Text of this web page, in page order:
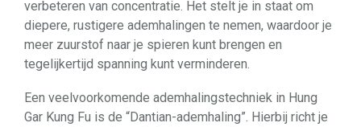
verbeteren van concentratie. Het stelt je in staat om
diepere, rustigere ademhalingen te nemen, waardoor je
meer zuurstof naar je spieren kunt brengen en
tegelijkertijd spanning kunt verminderen.
Een veelvoorkomende ademhalingstechniek in Hung
Gar Kung Fu is de “Dantian-ademhaling”. Hierbij richt je